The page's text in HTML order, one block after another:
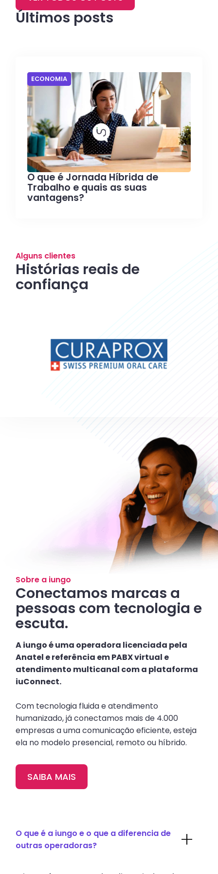
Últimos posts
ECONOMIA
O que é Jornada Híbrida de
Trabalho e quais as suas
vantagens?
Alguns clientes
Histórias reais de
confiança
Sobre a iungo
Conectamos marcas a
pessoas com tecnologia e
escuta.
A iungo é uma operadora licenciada pela
Anatel e referência em PABX virtual e
atendimento multicanal com a plataforma
iuConnect.
Com tecnologia fluida e atendimento
humanizado, já conectamos mais de 4.000
empresas a uma comunicação eficiente, esteja
ela no modelo presencial, remoto ou híbrido.
SAIBA MAIS
O que é a iungo e o que a diferencia de
outras operadoras?